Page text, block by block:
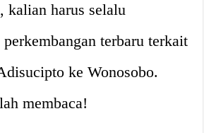
kalian harus selalu
terbaru terkait
ke Wonosobo.
membaca!